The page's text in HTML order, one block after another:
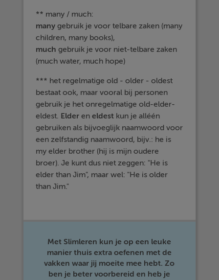
** many / much:
many gebruik je voor telbare zaken (many
children, many books),
much gebruik je voor niet-telbare zaken
(much water, much hope)
*** het regelmatige old - older - oldest
bestaat ook, maar vooral bij personen
gebruik je het onregelmatige old-elder-
eldest. Elder eneldest kun je alléén
gebruiken als bijvoeglijk naamwoord voor
een zelfstandig naamwoord, bijv.: he is
my elder brother (hij is mijn oudere
broer). Je kunt dus niet zeggen: "He is
elder than Jim", maar wel: "He is older
than Jim."
Met Slimleren kun je op een leuke
manier thuis extra oefenen met de
vakken waar jij moeite mee hebt. Zo
ben je beter voorbereid en heb je